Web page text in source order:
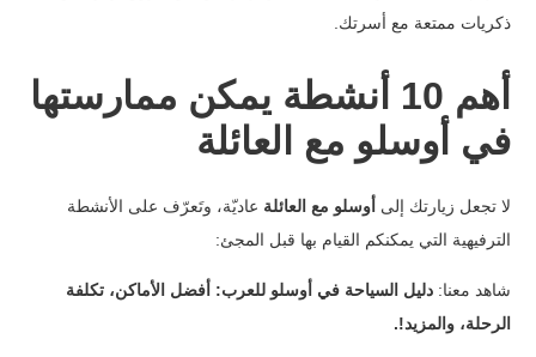
ذكريات ممتعة مع أسرتك.
أهم 10 أنشطة يمكن ممارستها
في أوسلو مع العائلة
لا تجعل زيارتك إلى أوسلو مع العائلة عاديّة، وتَعرّف على الأنشطة
الترفيهية التي يمكنكم القيام بها قبل المجئ:
شاهد معنا: دليل السياحة في أوسلو للعرب: أفضل الأماكن، تكلفة
الرحلة، والمزيد!.